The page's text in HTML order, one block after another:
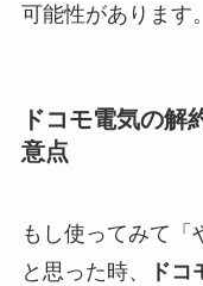
可能性があります。
ドコモ電気の解
意点
もし使ってみて「
と思った時、
ド